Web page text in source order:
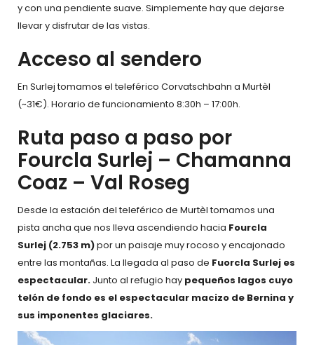
y con una pendiente suave. Simplemente hay que dejarse
llevar y disfrutar de las vistas.
Acceso al sendero
En Surlej tomamos el teleférico Corvatschbahn a Murtèl
(~31€). Horario de funcionamiento 8:30h – 17:00h.
Ruta paso a paso por
Fourcla Surlej – Chamanna
Coaz – Val Roseg
Desde la estación del teleférico de Murtèl tomamos una
pista ancha que nos lleva ascendiendo hacia Fourcla
Surlej (2.753 m)por un paisaje muy rocoso y encajonado
entre las montañas. La llegada al paso de Fuorcla Surlej es
espectacular. Junto al refugio hay pequeños lagos cuyo
telón de fondo es el espectacular macizo de Bernina y
sus imponentes glaciares.